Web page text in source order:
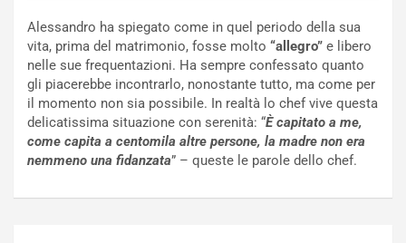
Alessandro ha spiegato come in quel periodo della sua
vita, prima del matrimonio, fosse molto “allegro” e libero
nelle sue frequentazioni. Ha sempre confessato quanto
gli piacerebbe incontrarlo, nonostante tutto, ma come per
il momento non sia possibile. In realtà lo chef vive questa
delicatissima situazione con serenità: “È capitato a me,
come capita a centomila altre persone, la madre non era
nemmeno una fidanzata” – queste le parole dello chef.